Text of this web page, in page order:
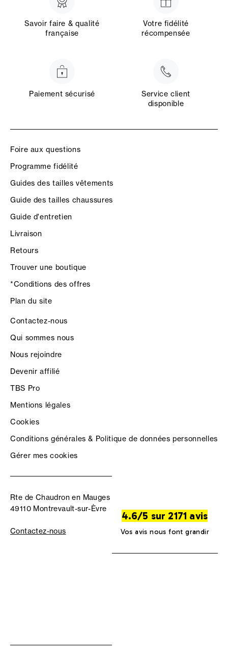
Savoir faire & qualité
française
Votre fidélité
récompensée
Paiement sécurisé
Service client
disponible
Foire aux questions
Programme fidélité
Guides des tailles vêtements
Guide des tailles chaussures
Guide d'entretien
Livraison
Retours
Trouver une boutique
*Conditions des offres
Plan du site
Contactez-nous
Qui sommes nous
Nous rejoindre
Devenir affilié
TBS Pro
Mentions légales
Cookies
Conditions générales & Politique de données personnelles
Gérer mes cookies
Rte de Chaudron en Mauges
49110 Montrevault-sur-Èvre
Contactez-nous
4.6/5 sur 2171 avis
Vos avis nous font grandir